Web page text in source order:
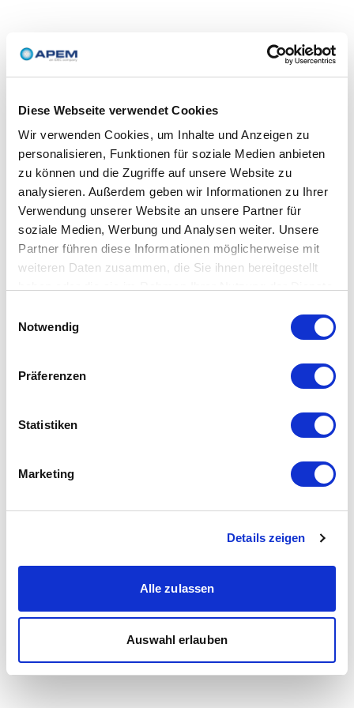
Diese Webseite verwendet Cookies
Wir verwenden Cookies, um Inhalte und Anzeigen zu
personalisieren, Funktionen für soziale Medien anbieten
zu können und die Zugriffe auf unsere Website zu
analysieren. Außerdem geben wir Informationen zu Ihrer
Verwendung unserer Website an unsere Partner für
soziale Medien, Werbung und Analysen weiter. Unsere
Partner führen diese Informationen möglicherweise mit
weiteren Daten zusammen, die Sie ihnen bereitgestellt
Notwendig
Präferenzen
Statistiken
Marketing
Details zeigen
Alle zulassen
Auswahl erlauben